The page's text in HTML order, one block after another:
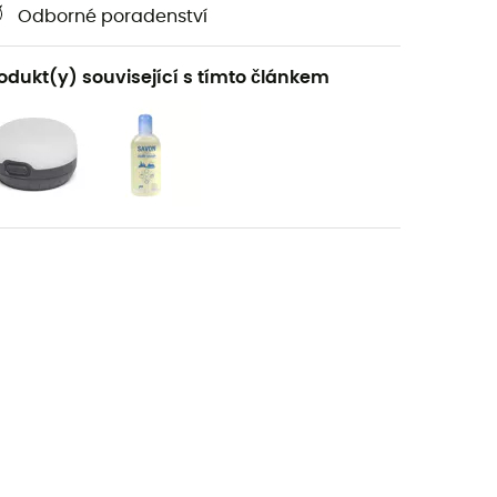
Odborné poradenství
související s tímto článkem